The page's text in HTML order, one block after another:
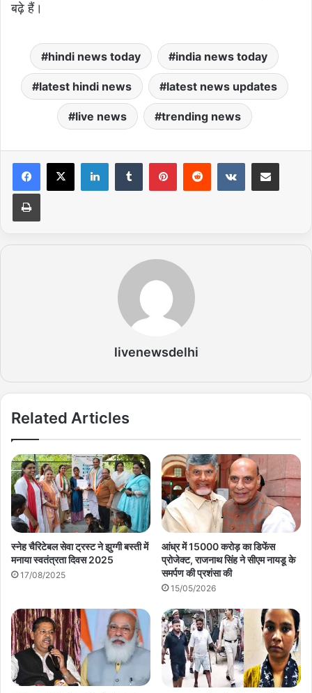
बढ़े हैं।
hindi news today india news today
latest hindi news latest news updates
live news trending news
livenewsdelhi
Related Articles
स्नेह चैरिटेबल सेवा ट्रस्ट ने झुग्गी बस्ती में
मनाया स्वतंत्रता दिवस 2025
17/08/2025
आंध्र में 15000 करोड़ का डिफेंस
प्रोजेक्ट, राजनाथ सिंह ने सीएम नायडू के
समर्पण की प्रशंसा की
15/05/2026